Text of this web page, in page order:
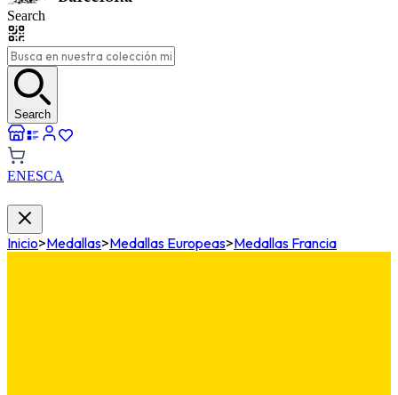
Search
Search
ENESCA
Inicio>Medallas>Medallas Europeas>Medallas Francia